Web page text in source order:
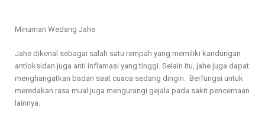
Minuman Wedang Jahe
Jahe dikenal sebagai salah satu rempah yang memiliki kandungan
antioksidan juga anti inflamasi yang tinggi. Selain itu, jahe juga dapat
menghangatkan badan saat cuaca sedang dingin. Berfungsi untuk
meredakan rasa mual juga mengurangi gejala pada sakit pencernaan
lainnya.